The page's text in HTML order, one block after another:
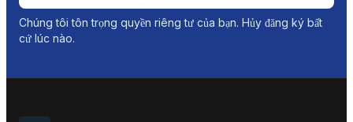
Chúng tôi tôn trọng quyền riêng tư của bạn. Hủy đăng ký bất
cứ lúc nào.